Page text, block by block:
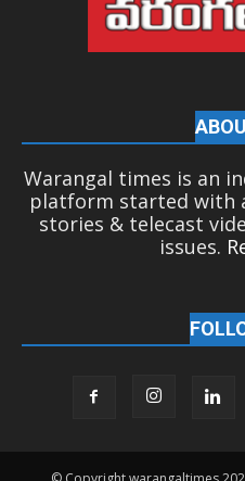
Warangal times is an
platform started with
stories & telecast
issues.